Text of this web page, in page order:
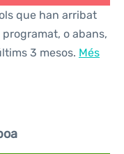
que han arribat
o abans,
3 mesos. Més